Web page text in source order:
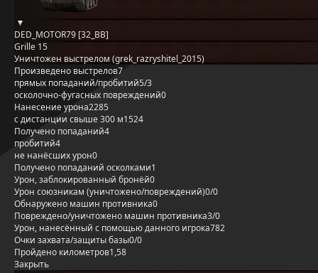
DED_MOTOR79 [32_BB]
Grille 15
Уничтожен выстрелом (grek_razryshitel_2015)
Произведено выстрелов7
прямых попаданий/пробитий5/3
осколочно-фугасных повреждений0
Нанесение урона2285
с дистанции свыше 300 м1524
Получено попаданий4
пробитий4
не нанёсших урон0
Получено попаданий осколками1
Урон, заблокированный бронёй0
Урон союзникам (уничтожено/повреждений)0/0
Обнаружено машин противника0
Повреждено/уничтожено машин противника3/0
Урон, нанесённый с помощью данного игрока782
Очки захвата/защиты базы0/0
Пройдено километров1,58
Закрыть